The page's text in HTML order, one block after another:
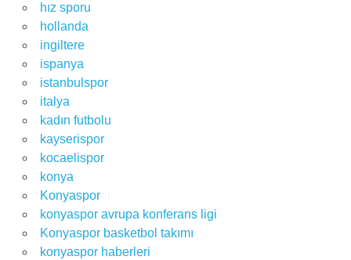
hız sporu
hollanda
ingiltere
ispanya
istanbulspor
italya
kadın futbolu
kayserispor
kocaelispor
konya
Konyaspor
konyaspor avrupa konferans ligi
Konyaspor basketbol takımı
konyaspor haberleri